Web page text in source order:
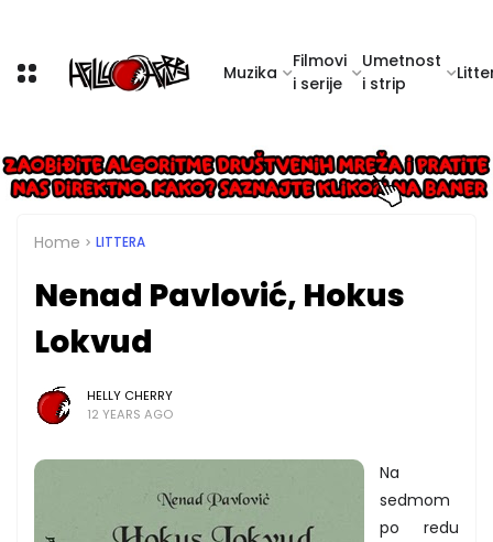
Muzika
Filmovi
i serije
Umetnost
i strip
Home LITTERA
Nenad Pavlović, Hokus
Lokvud
HELLY CHERRY
12 YEARS AGO
Na
sedmom
po redu